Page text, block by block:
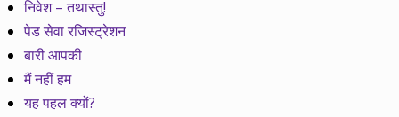
निवेश – तथास्तु!
पेड सेवा रजिस्ट्रेशन
बारी आपकी
मैं नहीं हम
यह पहल क्यों?